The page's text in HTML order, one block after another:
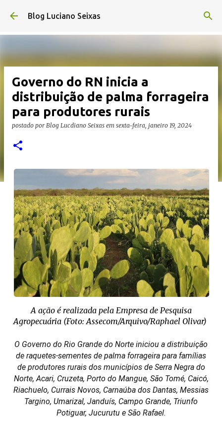
Pular para o conteúdo principal
Blog Luciano Seixas
Governo do RN inicia a
distribuição de palma forrageira
para produtores rurais
postado por Blog Lucdiano Seixas em sexta-feira, janeiro 19, 2024
A ação é realizada pela Empresa de Pesquisa
Agropecuária (Foto: Assecom/Arquivo/Raphael Olivar)
O Governo do Rio Grande do Norte iniciou a distribuição
de raquetes-sementes de palma forrageira para famílias
de produtores rurais dos municípios de Serra Negra do
Norte, Acari, Cruzeta, Porto do Mangue, São Tomé, Caicó,
Riachuelo, Currais Novos, Carnaúba dos Dantas, Messias
Targino, Umarizal, Janduís, Campo Grande, Triunfo
Potiguar, Jucurutu e São Rafael.